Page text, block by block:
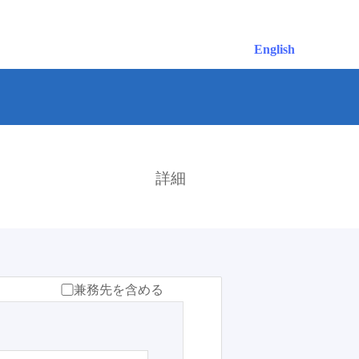
English
詳細
兼務先を含める